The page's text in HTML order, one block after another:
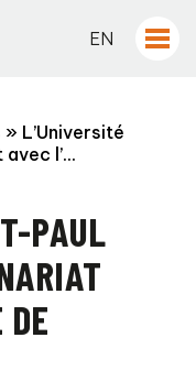
EN
» L’Université
l’...
PAUL